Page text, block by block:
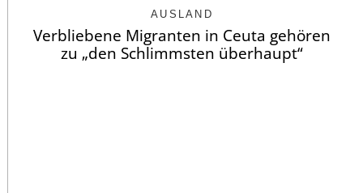
AUSLAND
Verbliebene Migranten in Ceuta gehören
zu „den Schlimmsten überhaupt“